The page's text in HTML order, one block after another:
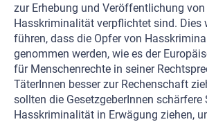
zur Erhebung und Veröffentlichung von
Hasskriminalität verpflichtet sind. Dies
führen, dass die Opfer von
genommen werden, wie es der
für Menschenrechte in seiner
TäterInnen besser zur Rechenschaft
sollten die GesetzgeberInnen
Hasskriminalität in Erwägung ziehen,